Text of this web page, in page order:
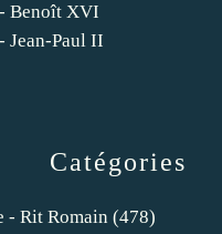
Catégories
- Rit Romain (478)
Benoît XVI
Jean-Paul II